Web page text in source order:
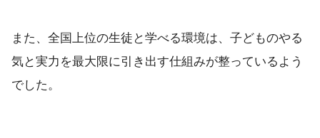
また、全国上位の生徒と学べる環境は、子どものやる
気と実力を最大限に引き出す仕組みが整っているよう
でした。